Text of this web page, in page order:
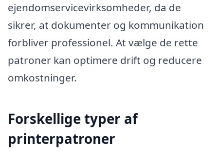
ejendomservicevirksomheder, da de
sikrer, at dokumenter og kommunikation
forbliver professionel. At vælge de rette
patroner kan optimere drift og reducere
omkostninger.
Forskellige typer af
printerpatroner